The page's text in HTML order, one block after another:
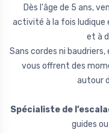
Dès l'âge de 5 ans,
activité à la fois ludique
et à
Sans cordes ni
vous offrent des
autour
Spécialiste de
guides